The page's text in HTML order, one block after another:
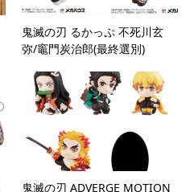
鬼滅の刃 るかっぷ 不死川玄
弥/竈門炭治郎(最終選別)
鬼滅の刃 ADVERGE MOTION